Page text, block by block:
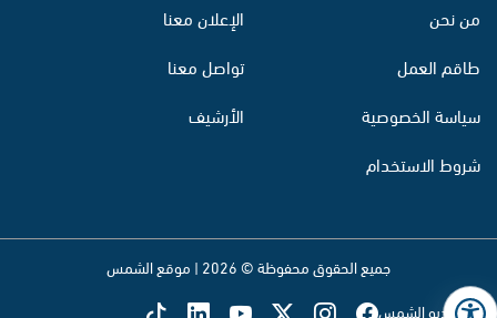
من نحن
طاقم العمل
سياسة الخصوصية
شروط الاستخدام
الإعلان معنا
تواصل معنا
الأرشيف
جميع الحقوق محفوظة © 2026 | موقع الشمس
تابع راديو الشمس